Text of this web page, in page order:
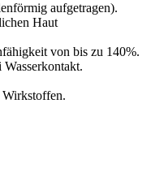
aufgetragen).
Haut
von bis zu 140%.
Wirkstoffen.